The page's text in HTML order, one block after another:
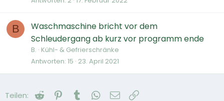
B
Waschmaschine bricht vor dem
Schleudergang ab kurz vor programm ende
B. Kühl- & Gefrierschränke
Antworten 15 23. April 2021
Teilen: Reddit Pinterest
Tumblr WhatsApp
E-Mail